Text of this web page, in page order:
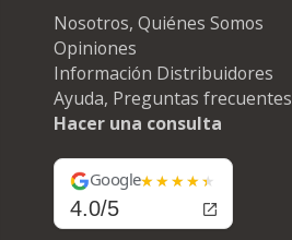
Nosotros, Quiénes Somos
Opiniones
Información Distribuidores
Ayuda, Preguntas frecuentes
Hacer una consulta
Google
4.0/5